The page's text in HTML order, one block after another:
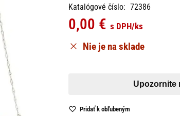
Katalógové číslo: 72386
0,00 € s DPH/ks
Nie je na sklade
Pridať k obľubeným